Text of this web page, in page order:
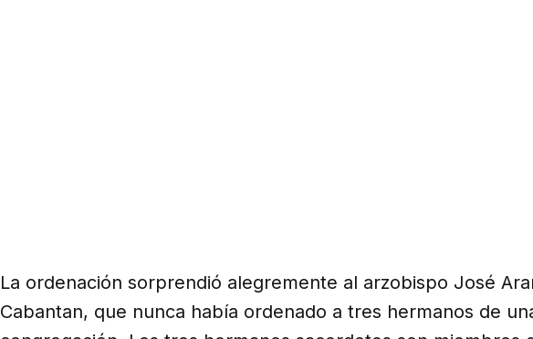
La ordenación sorprendió alegremente al arzobispo José
Cabantan, que nunca había ordenado a tres hermanos de